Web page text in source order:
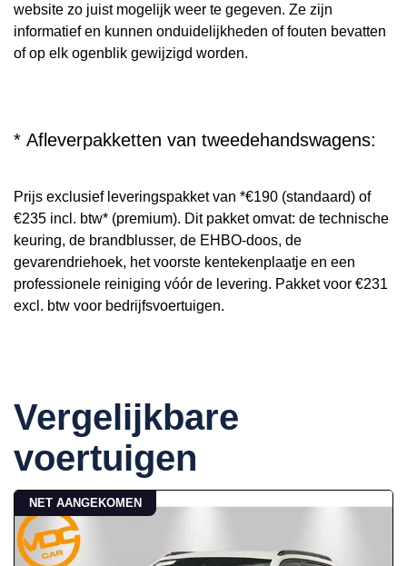
website zo juist mogelijk weer te gegeven. Ze zijn
informatief en kunnen onduidelijkheden of fouten bevatten
of op elk ogenblik gewijzigd worden.
* Afleverpakketten van tweedehandswagens:
Prijs exclusief leveringspakket van *€190 (standaard) of
€235 incl. btw* (premium). Dit pakket omvat: de technische
keuring, de brandblusser, de EHBO-doos, de
gevarendriehoek, het voorste kentekenplaatje en een
professionele reiniging vóór de levering. Pakket voor €231
excl. btw voor bedrijfsvoertuigen.
Vergelijkbare
voertuigen
NET AANGEKOMEN